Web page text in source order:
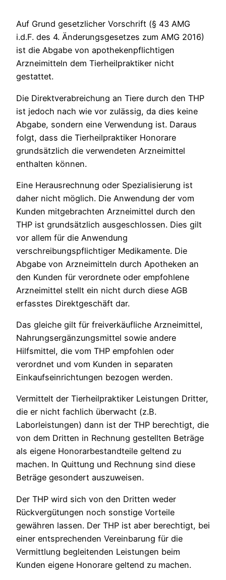
Auf Grund gesetzlicher Vorschrift (§ 43 AMG
i.d.F. des 4. Änderungsgesetzes zum AMG 2016)
ist die Abgabe von apothekenpflichtigen
Arzneimitteln dem Tierheilpraktiker nicht
gestattet.
Die Direktverabreichung an Tiere durch den THP
ist jedoch nach wie vor zulässig, da dies keine
Abgabe, sondern eine Verwendung ist. Daraus
folgt, dass die Tierheilpraktiker Honorare
grundsätzlich die verwendeten Arzneimittel
enthalten können.
Eine Herausrechnung oder Spezialisierung ist
daher nicht möglich. Die Anwendung der vom
Kunden mitgebrachten Arzneimittel durch den
THP ist grundsätzlich ausgeschlossen. Dies gilt
vor allem für die Anwendung
verschreibungspflichtiger Medikamente. Die
Abgabe von Arzneimitteln durch Apotheken an
den Kunden für verordnete oder empfohlene
Arzneimittel stellt ein nicht durch diese AGB
erfasstes Direktgeschäft dar.
Das gleiche gilt für freiverkäufliche Arzneimittel,
Nahrungsergänzungsmittel sowie andere
Hilfsmittel, die vom THP empfohlen oder
verordnet und vom Kunden in separaten
Einkaufseinrichtungen bezogen werden.
Vermittelt der Tierheilpraktiker Leistungen Dritter,
die er nicht fachlich überwacht (z.B.
Laborleistungen) dann ist der THP berechtigt, die
von dem Dritten in Rechnung gestellten Beträge
als eigene Honorarbestandteile geltend zu
machen. In Quittung und Rechnung sind diese
Beträge gesondert auszuweisen.
Der THP wird sich von den Dritten weder
Rückvergütungen noch sonstige Vorteile
gewähren lassen. Der THP ist aber berechtigt, bei
einer entsprechenden Vereinbarung für die
Vermittlung begleitenden Leistungen beim
Kunden eigene Honorare geltend zu machen.